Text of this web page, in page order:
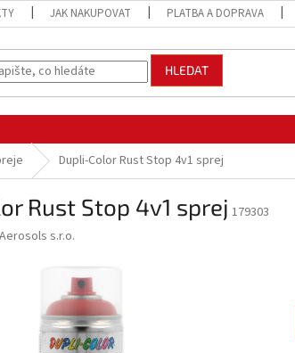
JAK NAKUPOVAT PLATBA A DOPRAVA
HLEDAT
Dupli-Color Rust Stop 4v1 sprej
Rust Stop 4v1 sprej 179303
s.r.o.